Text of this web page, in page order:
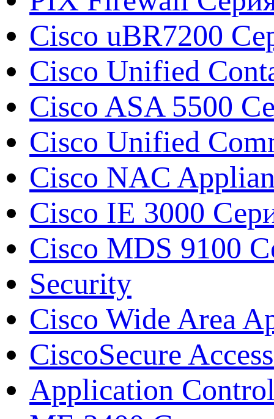
Cisco uBR7200
Cisco Unified
Cisco ASA 5500
Cisco Unified
Cisco NAC
Cisco IE 3000
Cisco MDS 9100
Security
Cisco Wide Area
CiscoSecure
Application